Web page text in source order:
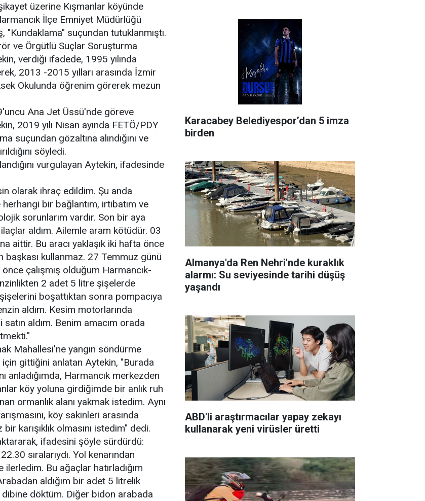
üzerine Kışmanlar köyünde
İlçe Emniyet Müdürlüğü
"Kundaklama" suçundan tutuklanmıştı.
ve Örgütlü Suçlar Soruşturma
verdiği ifadede, 1995 yılında
2013 -2015 yılları arasında İzmir
Okulunda öğrenim görerek mezun
Ana Jet Üssü'nde göreve
2019 yılı Nisan ayında FETÖ/PDY
suçundan gözaltına alındığını ve
söyledi.
vurgulayan Aytekin, ifadesinde
olarak ihraç edildim. Şu anda
bir bağlantım, irtibatım ve
sorunlarım vardır. Son bir aya
aldım. Ailemle aram kötüdür. 03
aittir. Bu aracı yaklaşık iki hafta önce
başkası kullanmaz. 27 Temmuz günü
çalışmış olduğum Harmancık-
2 adet 5 litre şişelerde
boşattıktan sonra pompacıya
aldım. Kesim motorlarında
aldım. Benim amacım orada
Mahallesi'ne yangın söndürme
için gittiğini anlatan Aytekin, "Burada
anladığımda, Harmancık merkezden
köy yoluna girdiğimde bir anlık ruh
ormanlık alanı yakmak istedim. Aynı
köy sakinleri arasında
bir karışıklık olmasını istedim" dedi.
ifadesini şöyle sürdürdü:
sıralarıydı. Yol kenarından
Bu ağaçlar hatırladığım
aldığım bir adet 5 litrelik
döktüm. Diğer bidon arabada
Karacabey Belediyespor’dan 5 imza
birden
Almanya'da Ren Nehri'nde kuraklık
alarmı: Su seviyesinde tarihi düşüş
yaşandı
ABD'li araştırmacılar yapay zekayı
kullanarak yeni virüsler üretti